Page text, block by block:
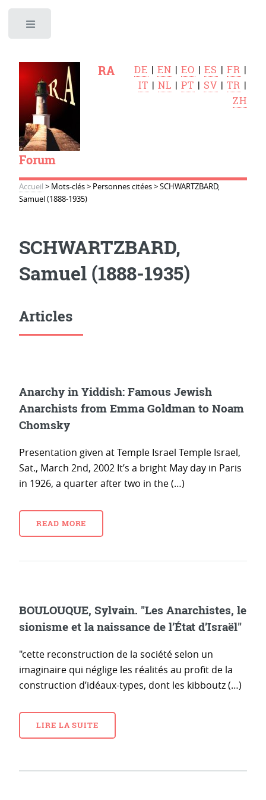
RA
Forum
DE |EN |EO |ES |FR |
IT |NL |PT | SV |TR |
ZH
Accueil > Mots-clés> Personnes citées>SCHWARTZBARD,
Samuel (1888-1935)
SCHWARTZBARD,
Samuel (1888-1935)
Articles
Anarchy in Yiddish: Famous Jewish
Anarchists from Emma Goldman to Noam
Chomsky
Presentation given at Temple Israel Temple Israel,
Sat., March 2nd, 2002 It’s a bright May day in Paris
in 1926, a quarter after two in the (…)
READ MORE
BOULOUQUE, Sylvain. "Les Anarchistes, le
sionisme et la naissance de l’État d’Israël"
"cette reconstruction de la société selon un
imaginaire qui néglige les réalités au profit de la
construction d’idéaux-types, dont les kibboutz (…)
LIRE LA SUITE